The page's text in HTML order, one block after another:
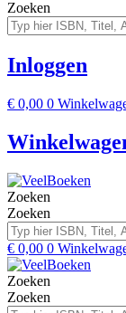
Zoeken
Inloggen
€ 0,00 0
Zoeken
Zoeken
€ 0,00 0
Zoeken
Zoeken